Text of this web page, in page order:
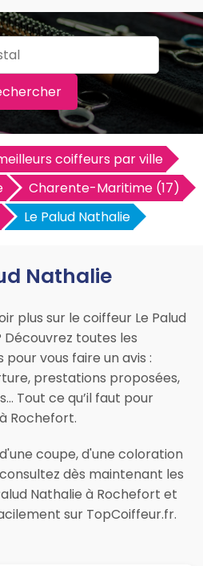
coiffeurs par ville
Charente-Maritime (17)
Le Palud Nathalie
Nathalie
plus sur le coiffeur Le Palud
toutes les
vous faire un avis :
prestations proposées,
Tout ce qu’il faut pour
Rochefort.
coupe, d'une coloration
dès maintenant les
Nathalie à Rochefort et
sur TopCoiffeur.fr.